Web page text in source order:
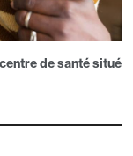
de santé situé